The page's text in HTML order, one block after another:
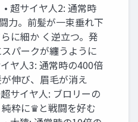
超サイヤ人2: 通常時
力。前髪が一束垂れ下
に細か く逆立つ。発
パークが纏うように
ヤ人3: 通常時の400倍
伸び、眉毛が消え
サイヤ人: ブロリーの
粋に♛と戦闘を好む